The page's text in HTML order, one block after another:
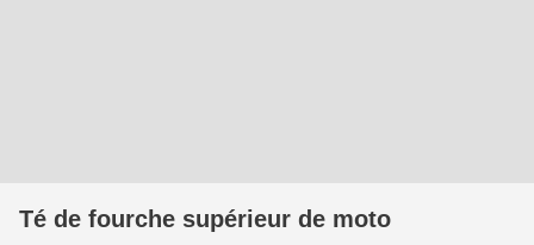
Té de fourche supérieur de moto